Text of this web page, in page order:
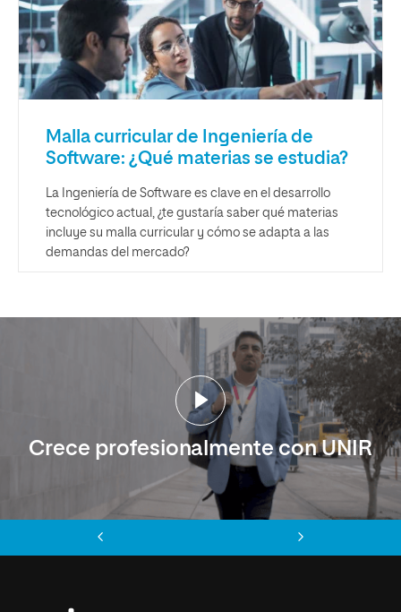
Malla curricular de Ingeniería de
Software: ¿Qué materias se estudia?
La Ingeniería de Software es clave en el desarrollo
tecnológico actual, ¿te gustaría saber qué materias
incluye su malla curricular y cómo se adapta a las
demandas del mercado?
Crece profesionalmente con UNIR